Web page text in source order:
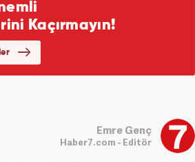
Emre Genç
Haber7.com - Editör